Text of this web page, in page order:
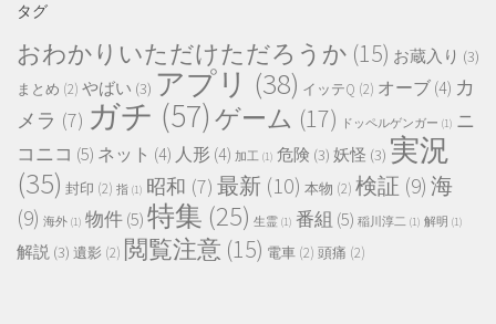
タグ
おわかりいただけただろうか (15) お蔵入り (3)
まとめ (2) やばい (3) アプリ (38) イッテQ (2) オーブ (4) カ
メラ (7) ガチ (57) ゲーム (17) ドッペルゲンガー (1) ニ
コニコ (5) ネット (4) 人形 (4) 加工 (1) 危険 (3) 妖怪 (3) 実況
(35) 封印 (2) 指 (1) 昭和 (7) 最新 (10) 本物 (2) 検証 (9) 海
(9) 海外 (1) 物件(5)特集 (25) 生霊 (1) 番組 (5) 稲川淳二 (1) 解明 (1)
解説 (3) 遺影 (2) 閲覧注意 (15) 電車 (2) 頭痛 (2)